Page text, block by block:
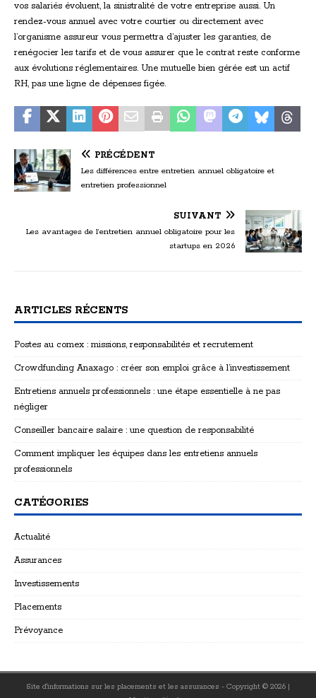
vos salariés évoluent, la sinistralité de votre entreprise aussi. Un
rendez-vous annuel avec votre courtier ou directement avec
l’organisme assureur vous permettra d’ajuster les garanties, de
renégocier les tarifs et de vous assurer que le contrat reste conforme
aux évolutions réglementaires. Une mutuelle bien gérée est un actif
RH, pas une ligne de dépenses figée.
PRÉCÉDENT
Les différences entre entretien annuel obligatoire et
entretien professionnel
SUIVANT
Les avantages de l’entretien annuel obligatoire pour les
startups en 2026
ARTICLES RÉCENTS
Postes au comex : missions, responsabilités et recrutement
Crowdfunding Anaxago : créer son emploi grâce à l’investissement
Entretiens annuels professionnels : une étape essentielle à ne pas
négliger
Conseiller bancaire salaire : une question de responsabilité
Comment impliquer les équipes dans les entretiens annuels
professionnels
CATÉGORIES
Actualité
Assurances
Investissements
Placements
Prévoyance
Site d'informations sur les placements et les assurances - Copyright © 2026 |